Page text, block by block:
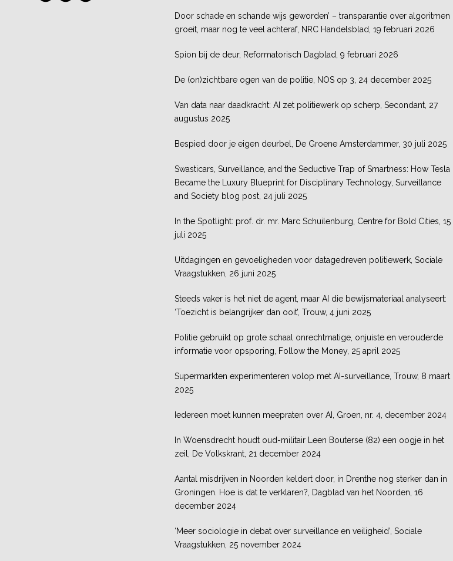
Door schade en schande wijs geworden’ – transparantie over algoritmen
groeit, maar nog te veel achteraf, NRC Handelsblad, 19 februari 2026
Spion bij de deur, Reformatorisch Dagblad, 9 februari 2026
De (on)zichtbare ogen van de politie, NOS op 3, 24 december 2025
Van data naar daadkracht: AI zet politiewerk op scherp, Secondant, 27
augustus 2025
Bespied door je eigen deurbel, De Groene Amsterdammer, 30 juli 2025
Swasticars, Surveillance, and the Seductive Trap of Smartness: How Tesla
Became the Luxury Blueprint for Disciplinary Technology, Surveillance
and Society blog post, 24 juli 2025
In the Spotlight: prof. dr. mr. Marc Schuilenburg, Centre for Bold Cities, 15
juli 2025
Uitdagingen en gevoeligheden voor datagedreven politiewerk, Sociale
Vraagstukken, 26 juni 2025
Steeds vaker is het niet de agent, maar AI die bewijsmateriaal analyseert:
‘Toezicht is belangrijker dan ooit’, Trouw, 4 juni 2025
Politie gebruikt op grote schaal onrechtmatige, onjuiste en verouderde
informatie voor opsporing, Follow the Money, 25 april 2025
Supermarkten experimenteren volop met AI-surveillance, Trouw, 8 maart
2025
Iedereen moet kunnen meepraten over AI, Groen, nr. 4, december 2024
In Woensdrecht houdt oud-militair Leen Bouterse (82) een oogje in het
zeil, De Volkskrant, 21 december 2024
Aantal misdrijven in Noorden keldert door, in Drenthe nog sterker dan in
Groningen. Hoe is dat te verklaren?, Dagblad van het Noorden, 16
december 2024
‘Meer sociologie in debat over surveillance en veiligheid’, Sociale
Vraagstukken, 25 november 2024